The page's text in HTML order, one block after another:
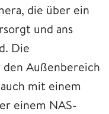
die über ein
und ans
Die
Außenbereich
mit einem
einem NAS-